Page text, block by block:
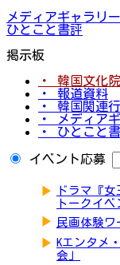
メディアギャラリー
ひとこと書評
掲示板
・ 韓国文化
・ 報道資料
・ 韓国関連
・ メディア
・ ひとこと
イベント応募
▶
ドラマ『
トークイベ
▶ 民画体験
▶ Kエンタメ
会」